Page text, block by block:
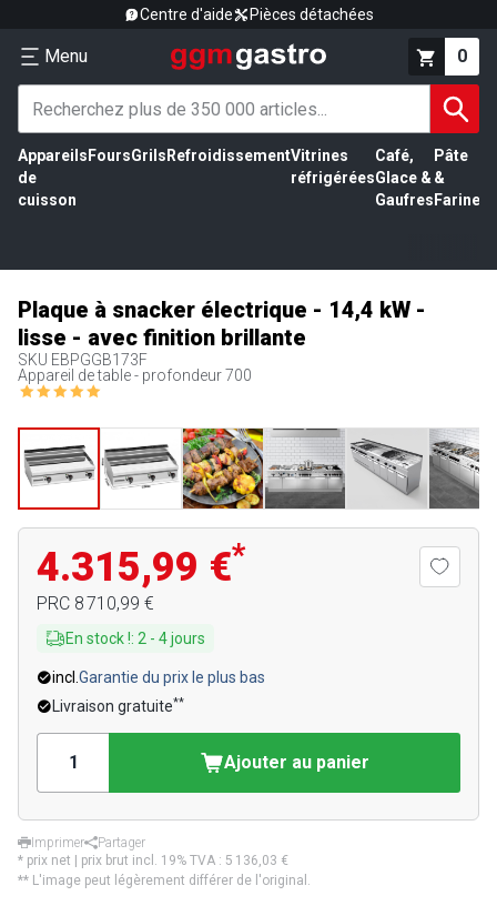
Centre d'aide Pièces détachées
Menu 0
Appareils
de
cuisson
FoursGrils RefroidissementVitrines
réfrigérées
Café,
Glace &
Gaufres
Pâte
&
Farine
Plaque à snacker électrique - 14,4 kW -
lisse - avec finition brillante
SKU EBPGGB173F
Appareil de table - profondeur 700
4.315,99 €*
PRC 8 710,99 €
En stock !: 2 - 4jours
incl. Garantie du prix le plus bas
Livraison gratuite**
Ajouter au panier
Imprimer
Partager
* prix net | prix brut incl. 19% TVA : 5 136,03 €
** L'image peut légèrement différer de l'original.